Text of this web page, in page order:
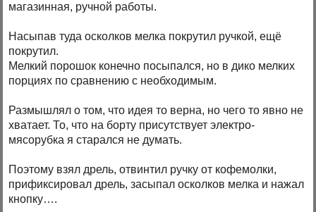
магазинная, ручной работы.
Насыпав туда осколков мелка покрутил ручкой, ещё
покрутил.
Мелкий порошок конечно посыпался, но в дико мелких
порциях по сравнению с необходимым.
Размышлял о том, что идея то верна, но чего то явно не
хватает. То, что на борту присутствует электро-
мясорубка я старался не думать.
Поэтому взял дрель, отвинтил ручку от кофемолки,
прификсировал дрель, засыпал осколков мелка и нажал
кнопку….